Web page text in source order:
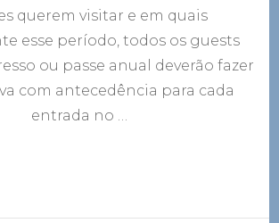
querem visitar e em quais
esse período, todos os guests
ou passe anual deverão fazer
com antecedência para cada
entrada no …